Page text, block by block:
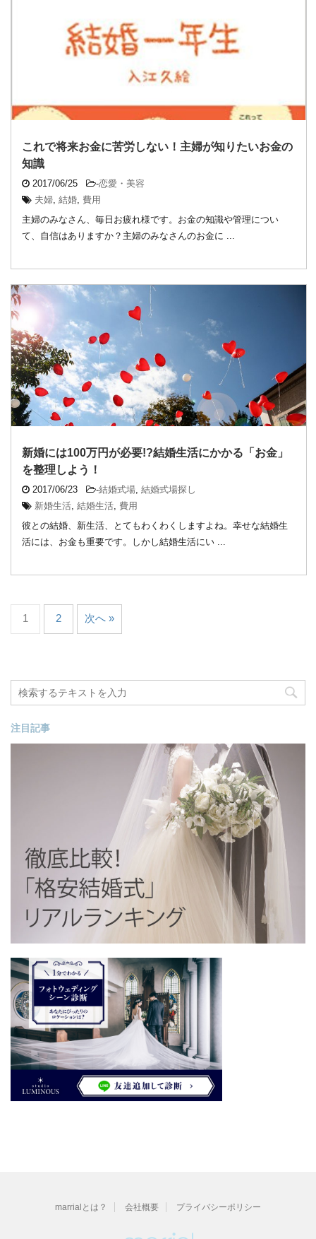
これで将来お金に苦労しない！主婦が知りたいお金の
知識
2017/06/25 -恋愛・美容
夫婦 結婚 費用
主婦のみなさん、毎日お疲れ様です。お金の知識や管理につい
て、自信はありますか？主婦のみなさんのお金に ...
新婚には100万円が必要!?結婚生活にかかる「お金」
を整理しよう！
2017/06/23 -結婚式場 結婚式場探し
新婚生活 結婚生活 費用
彼との結婚、新生活、とてもわくわくしますよね。幸せな結婚生
活には、お金も重要です。しかし結婚生活にい ...
1 2 次へ »
注目記事
marrialとは？ 会社概要 プライバシーポリシー